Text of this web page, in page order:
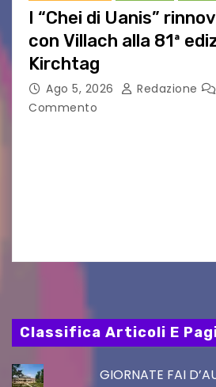
I “Chei di Uanis”
con Villach alla 81ª
Kirchtag
Ago 5, 2026 Redazione
Commento
Classifica Articoli E
GIORNATE FAI